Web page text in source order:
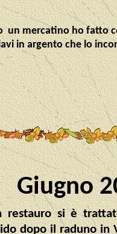
un mercatino ho fatto
in argento che lo
Giugno
restauro si è
dopo il raduno in